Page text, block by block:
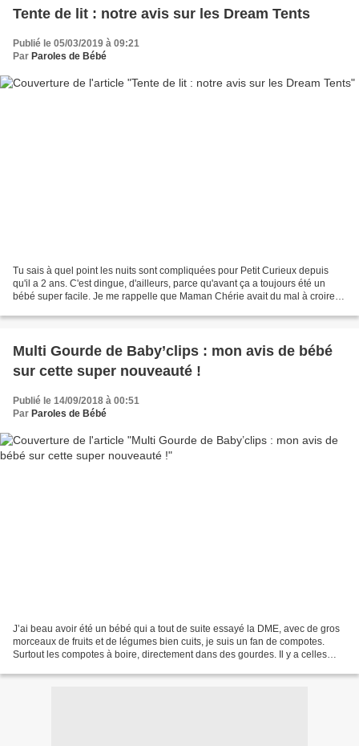
Tente de lit : notre avis sur les Dream Tents
Publié le 05/03/2019 à 09:21
Par Paroles de Bébé
Tu sais à quel point les nuits sont compliquées pour Petit Curieux depuis
qu'il a 2 ans. C'est dingue, d'ailleurs, parce qu'avant ça a toujours été un
bébé super facile. Je me rappelle que Maman Chérie avait du mal à croire
Multi Gourde de Baby’clips : mon avis de bébé
sur cette super nouveauté !
Publié le 14/09/2018 à 00:51
Par Paroles de Bébé
J’ai beau avoir été un bébé qui a tout de suite essayé la DME, avec de gros
morceaux de fruits et de légumes bien cuits, je suis un fan de compotes.
Surtout les compotes à boire, directement dans des gourdes. Il y a celles